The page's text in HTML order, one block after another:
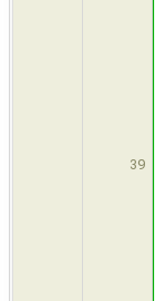
39